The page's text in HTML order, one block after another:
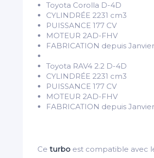
Toyota Corolla D-4D
CYLINDRÉE 2231 cm3
PUISSANCE 177 CV
MOTEUR 2AD-FHV
FABRICATION depuis
Toyota RAV4 2.2 D-4D
CYLINDRÉE 2231 cm3
PUISSANCE 177 CV
MOTEUR 2AD-FHV
FABRICATION depuis
Ce turbo est compatible avec